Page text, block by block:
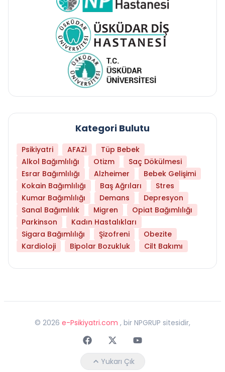
Kategori Bulutu
Psikiyatri AFAZİ
Tüp Bebek
Alkol Bağımlılığı
Otizm
Saç Dökülmesi
Esrar Bağımlılığı
Alzheimer
Bebek Gelişimi
Kokain Bağımlılığı
Baş Ağrıları
Stres
Kumar Bağımlılığı
Demans
Depresyon
Sanal Bağımlılık
Migren
Opiat Bağımlılığı
Parkinson
Kadın Hastalıkları
Sigara Bağımlılığı
Şizofreni
Obezite
Kardioloji
Bipolar Bozukluk Cilt Bakımı
© 2026 e-Psikiyatri.com , bir NPGRUP sitesidir,
FaceebokTwitterYoutube
Yukarı Çık